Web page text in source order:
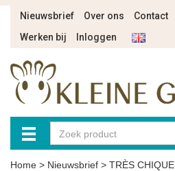
Nieuwsbrief Over ons Contact
Werken bij
Inloggen
Home > Nieuwsbrief > TRÈS CHIQUE